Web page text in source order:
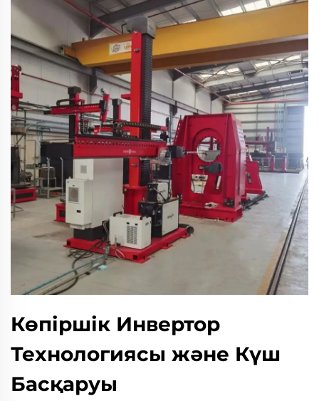
Көпіршік Инвертор
Технологиясы және Күш
Басқаруы